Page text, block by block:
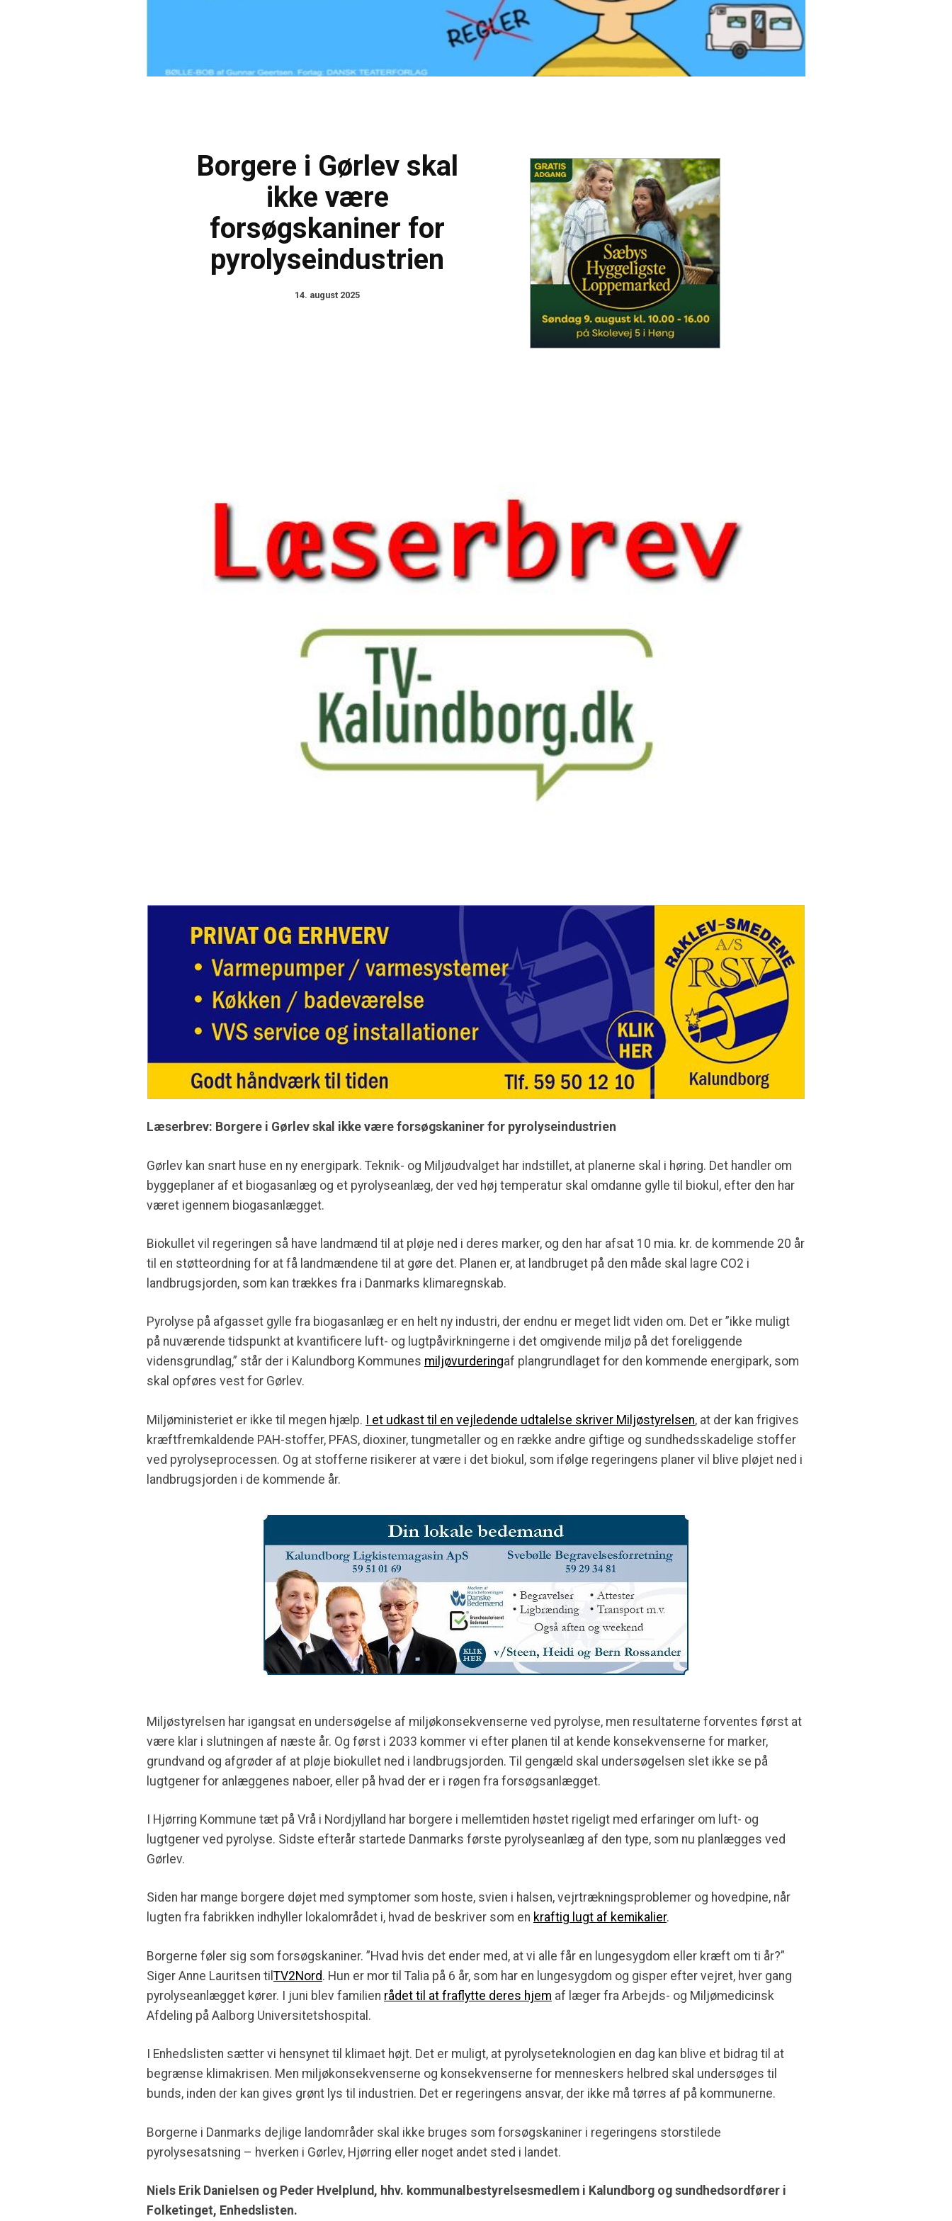
Borgere i Gørlev skal
ikke være
forsøgskaniner for
pyrolyseindustrien
14. august 2025
Læserbrev: Borgere i Gørlev skal ikke være forsøgskaniner for pyrolyseindustrien
Gørlev kan snart huse en ny energipark. Teknik- og Miljøudvalget har indstillet, at planerne skal i høring. Det handler om
byggeplaner af et biogasanlæg og et pyrolyseanlæg, der ved høj temperatur skal omdanne gylle til biokul, efter den har
været igennem biogasanlægget.
Biokullet vil regeringen så have landmænd til at pløje ned i deres marker, og den har afsat 10 mia. kr. de kommende 20 år
til en støtteordning for at få landmændene til at gøre det. Planen er, at landbruget på den måde skal lagre CO2 i
landbrugsjorden, som kan trækkes fra i Danmarks klimaregnskab.
Pyrolyse på afgasset gylle fra biogasanlæg er en helt ny industri, der endnu er meget lidt viden om. Det er ”ikke muligt
på nuværende tidspunkt at kvantificere luft- og lugtpåvirkningerne i det omgivende miljø på det foreliggende
vidensgrundlag,” står der i Kalundborg Kommunes miljøvurderingaf plangrundlaget for den kommende energipark, som
skal opføres vest for Gørlev.
Miljøministeriet er ikke til megen hjælp. I et udkast til en vejledende udtalelse skriver Miljøstyrelsen, at der kan frigives
kræftfremkaldende PAH-stoffer, PFAS, dioxiner, tungmetaller og en række andre giftige og sundhedsskadelige stoffer
ved pyrolyseprocessen. Og at stofferne risikerer at være i det biokul, som ifølge regeringens planer vil blive pløjet ned i
landbrugsjorden i de kommende år.
Miljøstyrelsen har igangsat en undersøgelse af miljøkonsekvenserne ved pyrolyse, men resultaterne forventes først at
være klar i slutningen af næste år. Og først i 2033 kommer vi efter planen til at kende konsekvenserne for marker,
grundvand og afgrøder af at pløje biokullet ned i landbrugsjorden. Til gengæld skal undersøgelsen slet ikke se på
lugtgener for anlæggenes naboer, eller på hvad der er i røgen fra forsøgsanlægget.
I Hjørring Kommune tæt på Vrå i Nordjylland har borgere i mellemtiden høstet rigeligt med erfaringer om luft- og
lugtgener ved pyrolyse. Sidste efterår startede Danmarks første pyrolyseanlæg af den type, som nu planlægges ved
Gørlev.
Siden har mange borgere døjet med symptomer som hoste, svien i halsen, vejrtrækningsproblemer og hovedpine, når
lugten fra fabrikken indhyller lokalområdet i, hvad de beskriver som en kraftig lugt af kemikalier.
Borgerne føler sig som forsøgskaniner. ”Hvad hvis det ender med, at vi alle får en lungesygdom eller kræft om ti år?”
Siger Anne Lauritsen til TV2Nord. Hun er mor til Talia på 6 år, som har en lungesygdom og gisper efter vejret, hver gang
pyrolyseanlægget kører. I juni blev familien rådet til at fraflytte deres hjem af læger fra Arbejds- og Miljømedicinsk
Afdeling på Aalborg Universitetshospital.
I Enhedslisten sætter vi hensynet til klimaet højt. Det er muligt, at pyrolyseteknologien en dag kan blive et bidrag til at
begrænse klimakrisen. Men miljøkonsekvenserne og konsekvenserne for menneskers helbred skal undersøges til
bunds, inden der kan gives grønt lys til industrien. Det er regeringens ansvar, der ikke må tørres af på kommunerne.
Borgerne i Danmarks dejlige landområder skal ikke bruges som forsøgskaniner i regeringens storstilede
pyrolysesatsning – hverken i Gørlev, Hjørring eller noget andet sted i landet.
Niels Erik Danielsen og Peder Hvelplund, hhv. kommunalbestyrelsesmedlem i Kalundborg og sundhedsordfører i
Folketinget, Enhedslisten.